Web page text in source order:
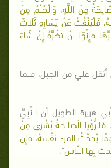
مِنْ اللَّهِ، وَالْحُلْمُ مِنْ
فَلْيَنْفُثْ عَنْ يَسَارِهِ ثَلَاثَ
فَإِنَّهَا لَنْ تَضُرَّهُ إِنْ شَاءَ
علي من الجبل، فلما
الطويل أن النَّبِيِّ
فَالرُّؤْيَا الْصَالحَةُ بُشْرَى مِنْ
مِمَّا يُحَدِّثُ المرء نَفْسَهُ، فَإِن
بِهَا النَّاس".